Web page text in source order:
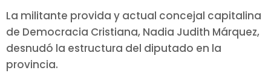
La militante provida y actual concejal capitalina
de Democracia Cristiana, Nadia Judith Márquez,
desnudó la estructura del diputado en la
provincia.